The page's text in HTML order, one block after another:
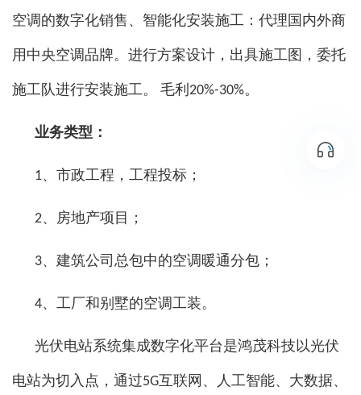
空调的数字化销售、智能化安装施工：代理国内外商
用中央空调品牌。进行方案设计，出具施工图，委托
施工队进行安装施工。 毛利20%-30%。
业务类型：
1、市政工程，工程投标；
2、房地产项目；
3、建筑公司总包中的空调暖通分包；
4、工厂和别墅的空调工装。
光伏电站系统集成数字化平台是鸿茂科技以光伏
电站为切入点，通过5G互联网、人工智能、大数据、